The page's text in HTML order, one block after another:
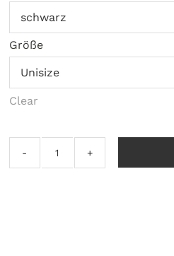
Größe
Clear
Doris